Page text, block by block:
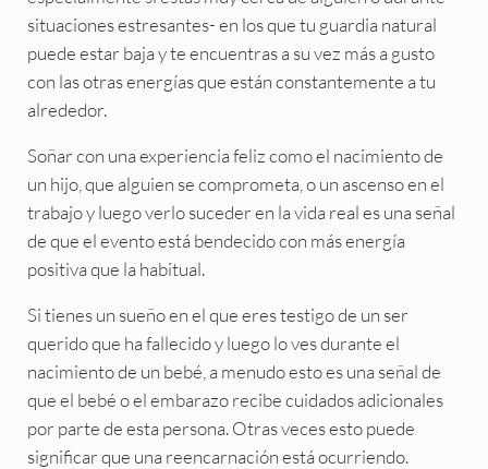
situaciones estresantes- en los que tu guardia natural
puede estar baja y te encuentras a su vez más a gusto
con las otras energías que están constantemente a tu
alrededor.
Soñar con una experiencia feliz como el nacimiento de
un hijo, que alguien se comprometa, o un ascenso en el
trabajo y luego verlo suceder en la vida real es una señal
de que el evento está bendecido con más energía
positiva que la habitual.
Si tienes un sueño en el que eres testigo de un ser
querido que ha fallecido y luego lo ves durante el
nacimiento de un bebé, a menudo esto es una señal de
que el bebé o el embarazo recibe cuidados adicionales
por parte de esta persona. Otras veces esto puede
significar que una reencarnación está ocurriendo.